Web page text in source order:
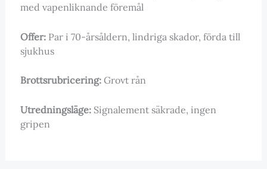
med vapenliknande föremål
Offer:Par i 70-årsåldern, lindriga skador, förda till
sjukhus
Brottsrubricering:Grovt rån
Utredningsläge:Signalement säkrade, ingen
gripen